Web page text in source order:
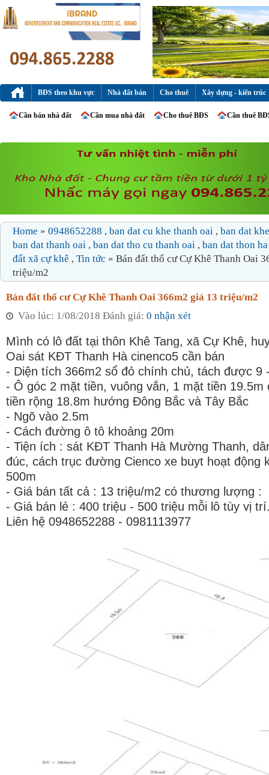
BĐS theo khu vực Nhà đất bán Cho thuê Xây dựng - kiến trúc
Cần bán nhà đất Cần mua nhà đất Cho thuê BĐS Cần thuê
Home » 0948652288 , ban dat cu khe thanh oai , ban dat
ban dat thanh oai , ban dat tho cu thanh oai , ban dat thon
đất xã cự khê , Tin tức » Bán đất thổ cư Cự Khê Thanh Oai
triệu/m2
Bán đất thổ cư Cự Khê Thanh Oai 366m2 giá 13 triệu/m2
Vào lúc: 1/08/2018 Đánh giá: 0 nhận xét
Mình có lô đất tại thôn Khê Tang, xã Cự Khê,
Oai sát KĐT Thanh Hà cinenco5 cần bán
- Diện tích 366m2 sổ đỏ chính chủ, tách được 9
- Ô góc 2 mặt tiền, vuông vắn, 1 mặt tiền 19.5m
tiền rộng 18.8m hướng Đông Bắc và Tây Bắc
- Ngõ vào 2.5m
- Cách đường ô tô khoảng 20m
- Tiện ích : sát KĐT Thanh Hà Mường Thanh,
đúc, cách trục đường Cienco xe buyt hoạt động
500m
- Giá bán tất cả : 13 triệu/m2 có thương lượng :
- Giá bán lẻ : 400 triệu - 500 triệu mỗi lô tùy vị
Liên hệ 0948652288 - 0981113977